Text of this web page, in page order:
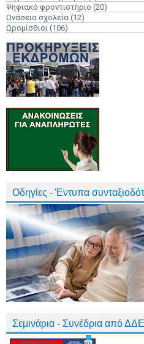
Ψηφιακό φροντιστήριο (20)
Ωνάσεια σχολεία (12)
Ωρομίσθιοι (106)
Οδηγίες - Έντυπα
Σεμινάρια - Συνέδρια από